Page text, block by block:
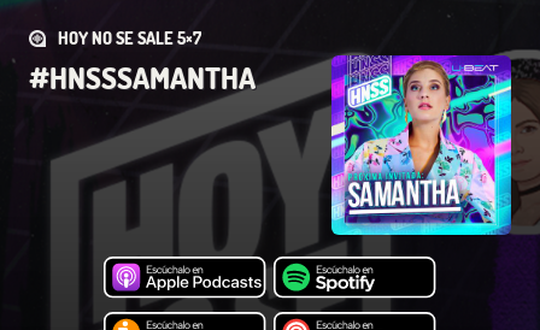
HOY NO SE SALE 5×7
#HNSSSAMANTHA